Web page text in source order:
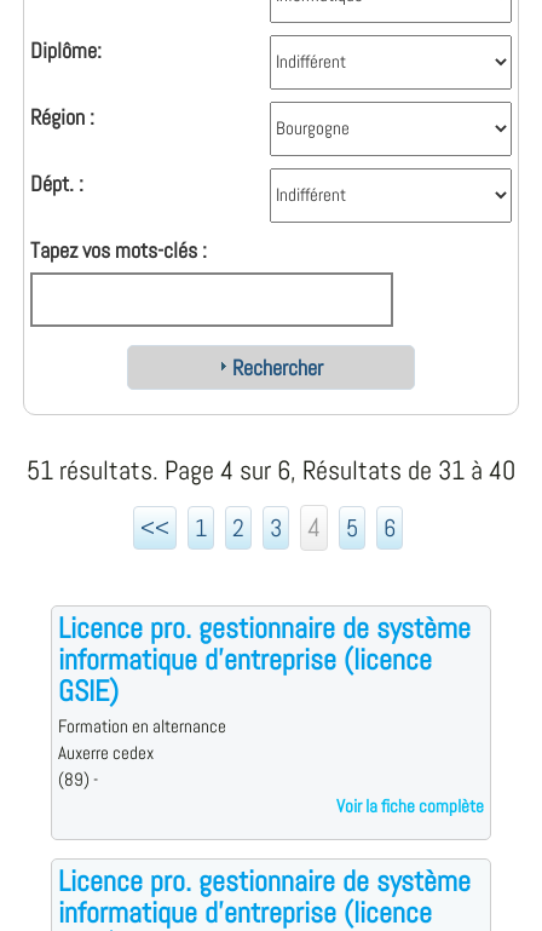
Diplôme:
Région :
Dépt. :
Tapez vos mots-clés :
Rechercher
51 résultats. Page 4 sur 6, Résultats de 31 à 40
<< 1 2 3 4 5 6
Licence pro. gestionnaire de système
informatique d'entreprise (licence
GSIE)
Formation en alternance
Auxerre cedex
(89) -
Voir la fiche complète
Licence pro. gestionnaire de système
informatique d'entreprise (licence